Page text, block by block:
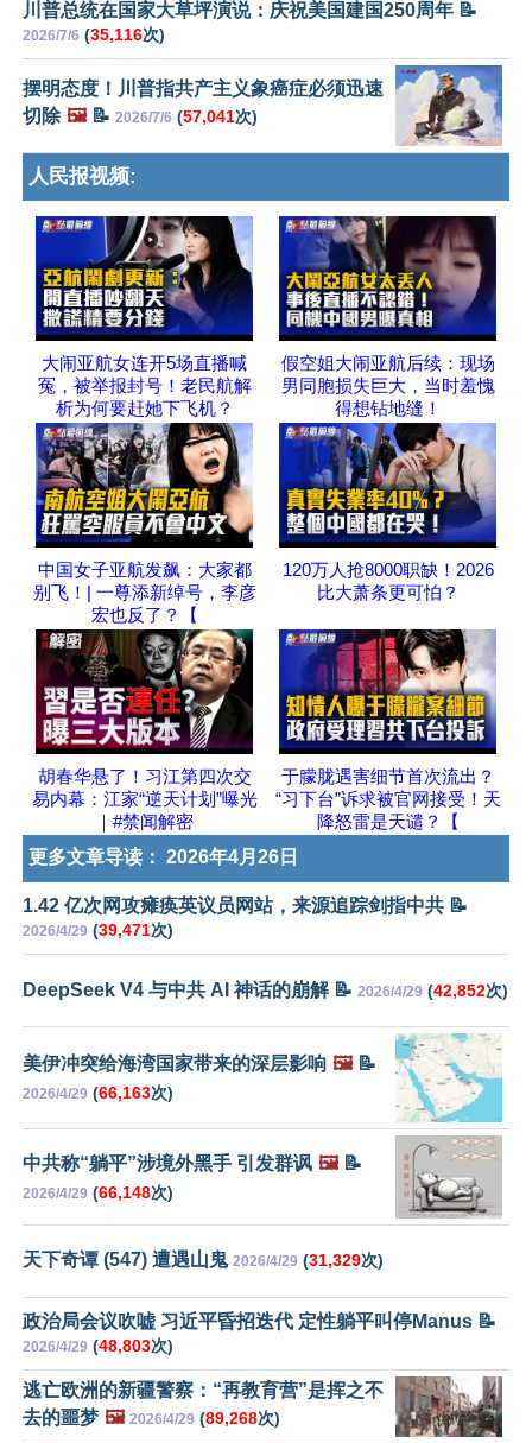
川普总统在国家大草坪演说：庆祝美国建国250周年 📝
2026/7/6 (35,116次)
摆明态度！川普指共产主义象癌症必须迅速
切除 🖼️📝 2026/7/6 (57,041次)
人民报视频:
大闹亚航女连开5场直播喊
冤，被举报封号！老民航解
析为何要赶她下飞机？
假空姐大闹亚航后续：现场
男同胞损失巨大，当时羞愧
得想钻地缝！
中国女子亚航发飙：大家都
别飞！| 一尊添新绰号，李彦
宏也反了？【
120万人抢8000职缺！2026
比大萧条更可怕？
胡春华悬了！习江第四次交
易内幕：江家“逆天计划”曝光
｜#禁闻解密
于朦胧遇害细节首次流出？
“习下台”诉求被官网接受！天
降怒雷是天谴？【
更多文章导读： 2026年4月26日
1.42 亿次网攻瘫痪英议员网站，来源追踪剑指中共 📝
2026/4/29 (39,471次)
DeepSeek V4 与中共 AI 神话的崩解 📝 2026/4/29 (42,852次)
美伊冲突给海湾国家带来的深层影响 🖼️📝
2026/4/29 (66,163次)
中共称“躺平”涉境外黑手 引发群讽 🖼️📝
2026/4/29 (66,148次)
天下奇谭 (547) 遭遇山鬼 2026/4/29 (31,329次)
政治局会议吹嘘 习近平昏招迭代 定性躺平叫停Manus 📝
2026/4/29 (48,803次)
逃亡欧洲的新疆警察：“再教育营”是挥之不
去的噩梦 🖼️ 2026/4/29 (89,268次)